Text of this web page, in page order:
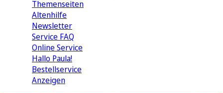
Themenseiten
Altenhilfe
Newsletter
Service FAQ
Online Service
Hallo Paula!
Bestellservice
Anzeigen